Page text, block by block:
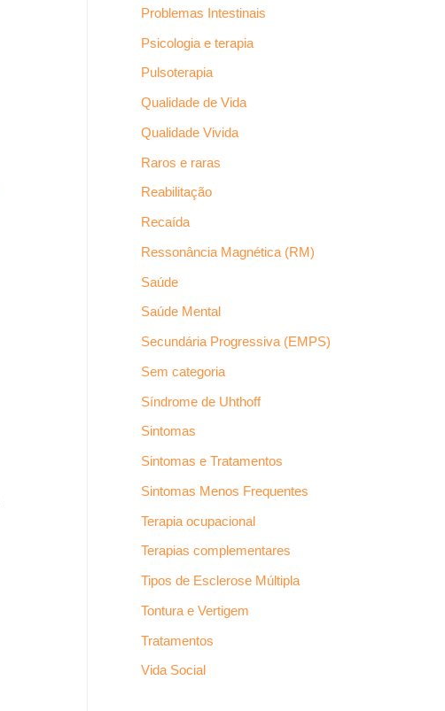
Problemas Intestinais
Psicologia e terapia
Pulsoterapia
Qualidade de Vida
Qualidade Vivida
Raros e raras
Reabilitação
Recaída
Ressonância Magnética (RM)
Saúde
Saúde Mental
Secundária Progressiva (EMPS)
Sem categoria
Síndrome de Uhthoff
Sintomas
Sintomas e Tratamentos
Sintomas Menos Frequentes
Terapia ocupacional
Terapias complementares
Tipos de Esclerose Múltipla
Tontura e Vertigem
Tratamentos
Vida Social